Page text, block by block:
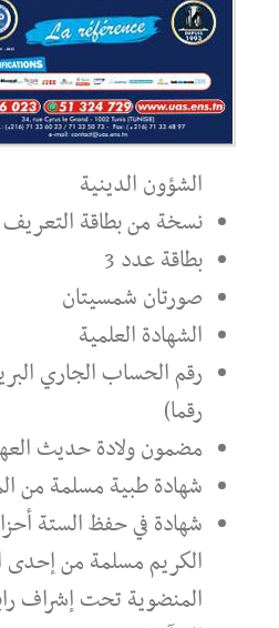
الشؤون الدينية
نسخة من بطاقة التعريف
بطاقة عدد 3
صورتان شمسيتان
الشهادة العلمية
رقما)
مضمون ولادة حديث
شهادة طبية مسلمة من
شهادة في حفظ الستة
الكريم مسلمة من إحدى
المنضوية تحت إشراف